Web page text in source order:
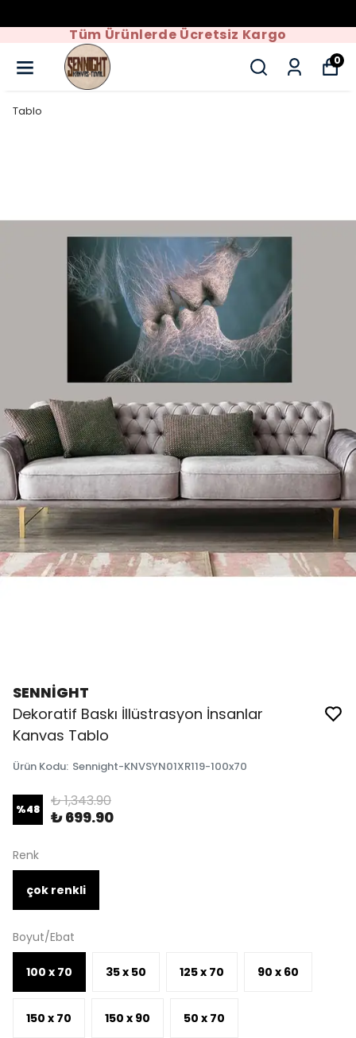
Kaçırılmayacak Fırsatlar
0
Tablo
SENNİGHT
Dekoratif Baskı İllüstrasyon İnsanlar
Kanvas Tablo
Ürün Kodu: Sennight-KNVSYN01XR119-100x70
%48 ₺ 1,343.90
₺ 699.90
Renk
çok renkli
Boyut/Ebat
100 x 70 35 x 50 125 x 70 90 x 60
150 x 70 150 x 90 50 x 70